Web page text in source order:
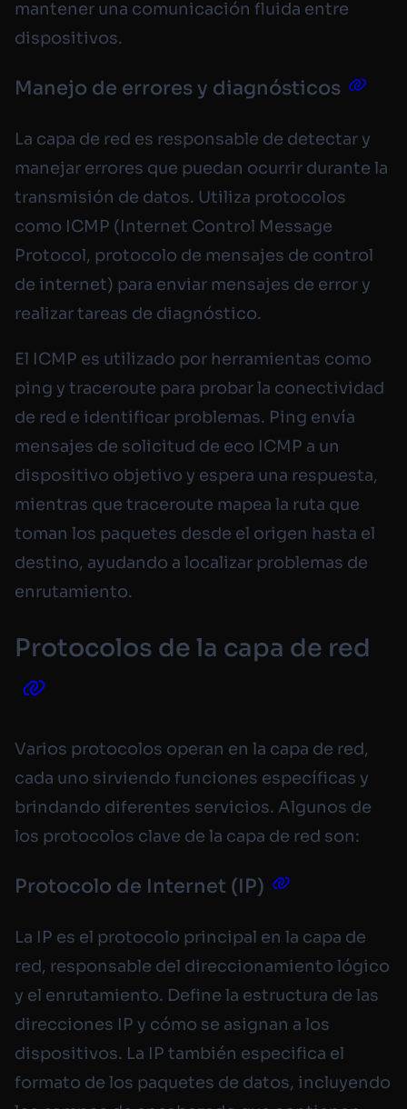
mantener una comunicación fluida entre
dispositivos.
Manejo de errores y diagnósticos
La capa de red es responsable de detectar y
manejar errores que puedan ocurrir durante la
transmisión de datos. Utiliza protocolos
como ICMP (Internet Control Message
Protocol, protocolo de mensajes de control
de internet) para enviar mensajes de error y
realizar tareas de diagnóstico.
El ICMP es utilizado por herramientas como
ping y traceroute para probar la conectividad
de red e identificar problemas. Ping envía
mensajes de solicitud de eco ICMP a un
dispositivo objetivo y espera una respuesta,
mientras que traceroute mapea la ruta que
toman los paquetes desde el origen hasta el
destino, ayudando a localizar problemas de
enrutamiento.
Protocolos de la capa de red
Varios protocolos operan en la capa de red,
cada uno sirviendo funciones específicas y
brindando diferentes servicios. Algunos de
los protocolos clave de la capa de red son:
Protocolo de Internet (IP)
La IP es el protocolo principal en la capa de
red, responsable del direccionamiento lógico
y el enrutamiento. Define la estructura de las
direcciones IP y cómo se asignan a los
dispositivos. La IP también especifica el
formato de los paquetes de datos, incluyendo